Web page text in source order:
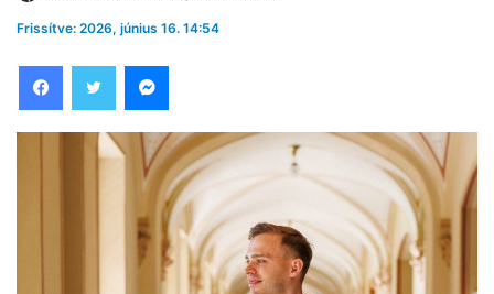
Frissítve: 2026, június 16. 14:54